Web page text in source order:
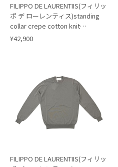
FILIPPO DE LAURENTIIS(フィリッ
ポ デ ローレンティス)standing
collar crepe cotton knit
cardigan/GREIGE(902)
¥42,900
FILIPPO DE LAURENTIIS(フィリッ